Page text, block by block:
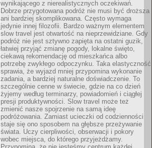
wynikającego z nierealistycznych oczekiwań.
Dobrze przygotowana podróż nie musi być droższa
ani bardziej skomplikowana. Często wymaga
jedynie innej filozofii. Bardzo ważnym elementem
slow travel jest otwartość na nieprzewidziane. Gdy
podróż nie jest sztywno zapięta na ostatni guzik,
łatwiej przyjąć zmianę pogody, lokalne święto,
ciekawą rekomendację od mieszkańca albo
potrzebę zwykłego odpoczynku. Taka elastyczność
sprawia, że wyjazd mniej przypomina wykonanie
zadania, a bardziej naturalne doświadczenie. To
szczególnie cenne w świecie, gdzie na co dzień
żyjemy według terminarzy, powiadomień i ciągłej
presji produktywności. Slow travel może też
zmienić nasze spojrzenie na samą ideę
podróżowania. Zamiast ucieczki od codzienności
staje się ono sposobem na głębsze przeżywanie
świata. Uczy cierpliwości, obserwacji i pokory
wobec miejsca, do którego przyjeżdżamy.